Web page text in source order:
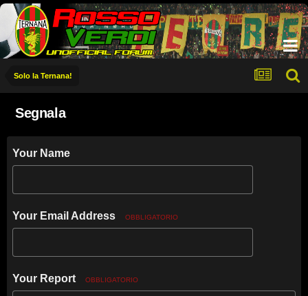
Solo la Ternana!
Segnala
Your Name
Your Email Address OBBLIGATORIO
Your Report OBBLIGATORIO